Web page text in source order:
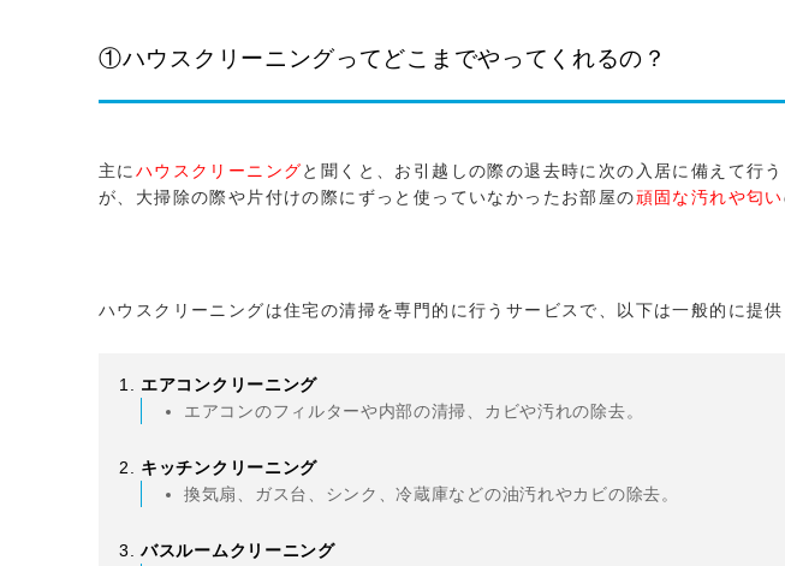
①ハウスクリーニングってどこまでやってくれるの？
主に ハウスクリーニングと聞くと、お引越しの際の退去時に次の入居に備えて行
が、大掃除の際や片付けの際にずっと使っていなかったお部屋の頑固な汚れや匂い
ハウスクリーニングは住宅の清掃を専門的に行うサービスで、以下は一般的に提
エアコンクリーニング
エアコンのフィルターや内部の清掃、カビや汚れの除去。
キッチンクリーニング
換気扇、ガス台、シンク、冷蔵庫などの油汚れやカビの除去。
バスルームクリーニング